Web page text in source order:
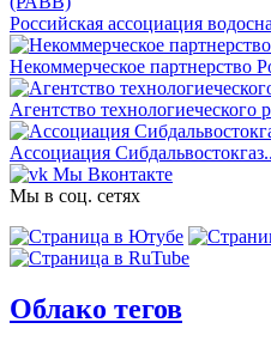
Российская ассоциация
Некоммерческое партнерство
Агентство технологиеческого
Ассоциация
Мы Вконтакте
Мы в соц. сетях
Облако тегов